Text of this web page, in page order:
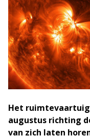
Het ruimtevaartuig
augustus richting
van zich laten